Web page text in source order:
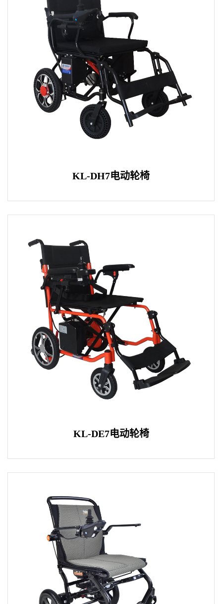
KL-DH7电动轮椅
KL-DE7电动轮椅